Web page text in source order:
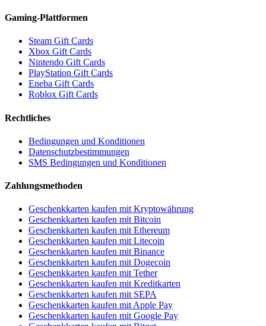
Gaming-Plattformen
Steam Gift Cards
Xbox Gift Cards
Nintendo Gift Cards
PlayStation Gift Cards
Eneba Gift Cards
Roblox Gift Cards
Rechtliches
Bedingungen und Konditionen
Datenschutzbestimmungen
SMS Bedingungen und Konditionen
Zahlungsmethoden
Geschenkkarten kaufen mit Kryptowährung
Geschenkkarten kaufen mit Bitcoin
Geschenkkarten kaufen mit Ethereum
Geschenkkarten kaufen mit Litecoin
Geschenkkarten kaufen mit Binance
Geschenkkarten kaufen mit Dogecoin
Geschenkkarten kaufen mit Tether
Geschenkkarten kaufen mit Kreditkarten
Geschenkkarten kaufen mit SEPA
Geschenkkarten kaufen mit Apple Pay
Geschenkkarten kaufen mit Google Pay